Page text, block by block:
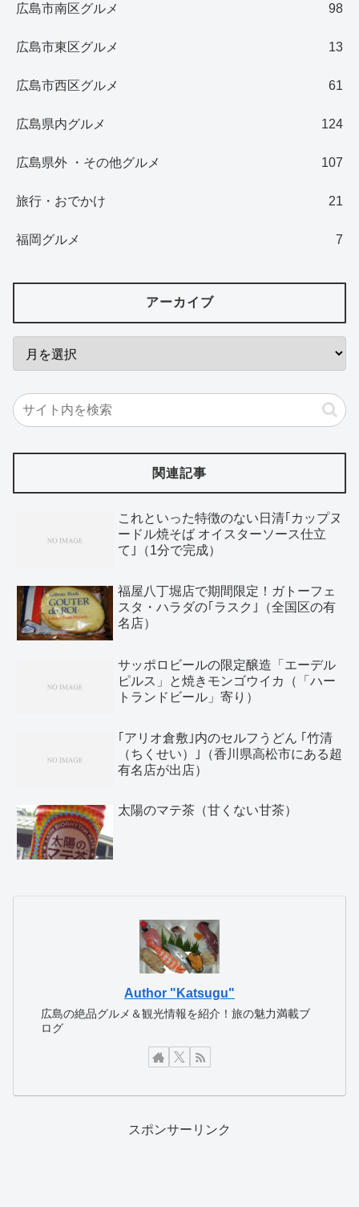
広島市南区グルメ 98
広島市東区グルメ 13
広島市西区グルメ 61
広島県内グルメ 124
広島県外 ・その他グルメ 107
旅行・おでかけ 21
福岡グルメ 7
アーカイブ
関連記事
これといった特徴のない日清｢カップヌ
ードル焼そば オイスターソース仕立
て｣（1分で完成）
福屋八丁堀店で期間限定！ガトーフェ
スタ・ハラダの｢ラスク｣（全国区の有
名店）
サッポロビールの限定醸造「エーデル
ピルス」と焼きモンゴウイカ（「ハー
トランドビール」寄り）
｢アリオ倉敷｣内のセルフうどん ｢竹清
（ちくせい）｣（香川県高松市にある超
有名店が出店）
太陽のマテ茶（甘くない甘茶）
Author "Katsugu"
広島の絶品グルメ＆観光情報を紹介！旅の魅力満載ブ
ログ
スポンサーリンク